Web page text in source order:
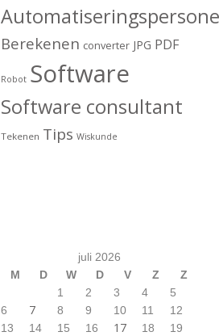
Berekenen converter JPG PDF
Robot Software
Software consultant
Tekenen Tips Wiskunde
juli 2026
M
D W D V Z
Z
1
2 3 4
5
6
7 8 9 10 11
12
13
14 15 16 17 18
19